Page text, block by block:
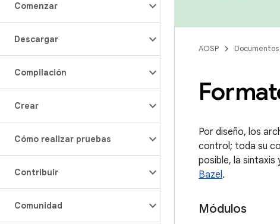
Comenzar
Descargar
Compilación
Crear
Cómo realizar pruebas
Contribuir
Comunidad
AOSP Documentos
Por diseño, los
control; toda su
posible, la sintaxis
Bazel.
Módulos